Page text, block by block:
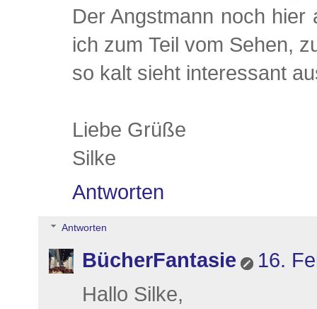
Der Angstmann noch
ich zum Teil vom Sehen,
so kalt sieht interessant
Liebe Grüße
Silke
Antworten
Antworten
BücherFantasie
16.
Hallo Silke,